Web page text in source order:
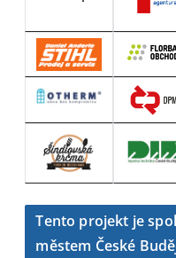
Tento projekt je
městem České